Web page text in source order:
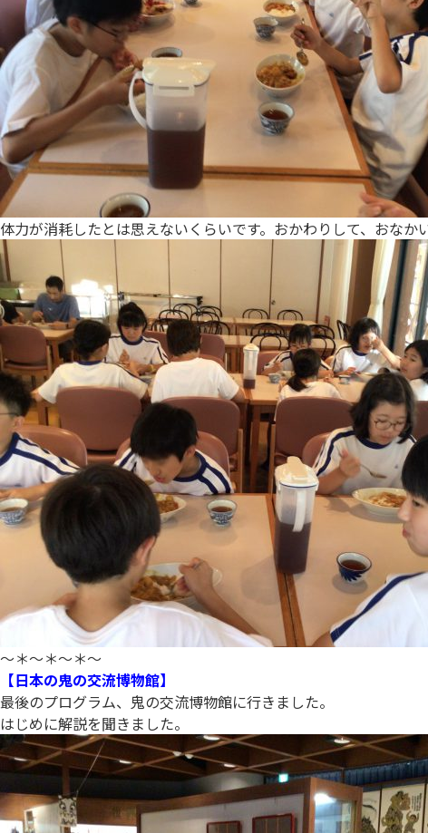
体力が消耗したとは思えないくらいです。おかわりして、おなか
～＊～＊～＊～
【日本の鬼の交流博物館】
最後のプログラム、鬼の交流博物館に行きました。
はじめに解説を聞きました。